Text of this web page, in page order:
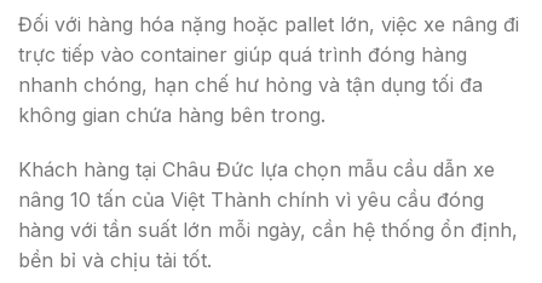
Đối với hàng hóa nặng hoặc pallet lớn, việc xe nâng đi
trực tiếp vào container giúp quá trình đóng hàng
nhanh chóng, hạn chế hư hỏng và tận dụng tối đa
không gian chứa hàng bên trong.
Khách hàng tại Châu Đức lựa chọn mẫu cầu dẫn xe
nâng 10 tấn của Việt Thành chính vì yêu cầu đóng
hàng với tần suất lớn mỗi ngày, cần hệ thống ổn định,
bền bỉ và chịu tải tốt.